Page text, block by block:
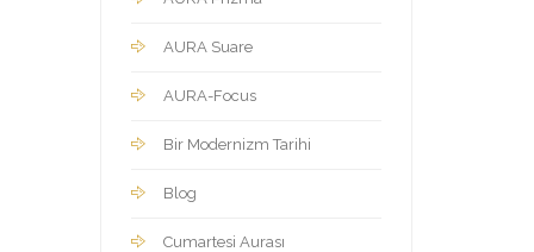
AURA Suare
AURA-Focus
Bir Modernizm Tarihi
Blog
Cumartesi Aurası